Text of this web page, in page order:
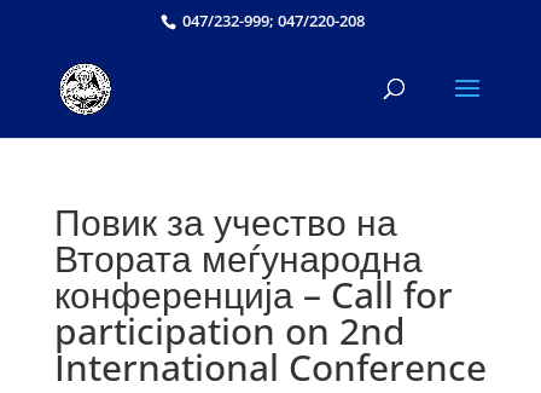
047/232-999; 047/220-208
Повик за учество на
Втората меѓународна
конференција – Call for
participation on 2nd
International Conference